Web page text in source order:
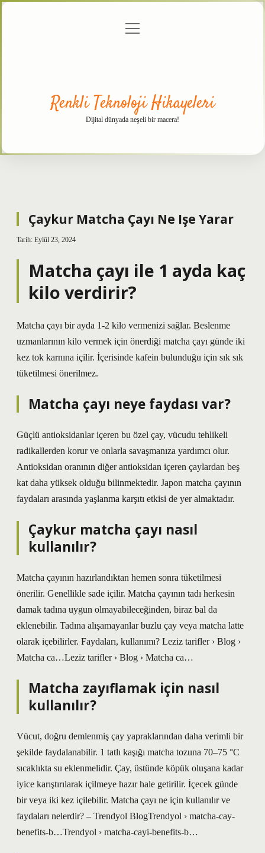
menüyü
Renkli Teknoloji Hikayeleri
Dijital dünyada neşeli bir macera!
Çaykur Matcha Çayı Ne Işe Yarar
Tarih: Eylül 23, 2024
Matcha çayı ile 1 ayda kaç
kilo verdirir?
Matcha çayı bir ayda 1-2 kilo vermenizi sağlar. Beslenme
uzmanlarının kilo vermek için önerdiği matcha çayı günde iki
kez tok karnına içilir. İçerisinde kafein bulunduğu için sık sık
tüketilmesi önerilmez.
Matcha çayı neye faydası var?
Güçlü antioksidanlar içeren bu özel çay, vücudu tehlikeli
radikallerden korur ve onlarla savaşmanıza yardımcı olur.
Antioksidan oranının diğer antioksidan içeren çaylardan beş
kat daha yüksek olduğu bilinmektedir. Japon matcha çayının
faydaları arasında yaşlanma karşıtı etkisi de yer almaktadır.
Çaykur matcha çayı nasıl
kullanılır?
Matcha çayının hazırlandıktan hemen sonra tüketilmesi
önerilir. Genellikle sade içilir. Matcha çayının tadı herkesin
damak tadına uygun olmayabileceğinden, biraz bal da
eklenebilir. Tadına alışamayanlar buzlu çay veya matcha latte
olarak içebilirler. Faydaları, kullanımı? Leziz tarifler › Blog ›
Matcha ca…Leziz tarifler › Blog › Matcha ca…
Matcha zayıflamak için nasıl
kullanılır?
Vücut, doğru demlenmiş çay yapraklarından daha verimli bir
şekilde faydalanabilir. 1 tatlı kaşığı matcha tozuna 70–75 °C
sıcaklıkta su eklenmelidir. Çay, üstünde köpük oluşana kadar
iyice karıştırılarak içilmeye hazır hale getirilir. İçecek günde
bir veya iki kez içilebilir. Matcha çayı ne için kullanılır ve
faydaları nelerdir? – Trendyol BlogTrendyol › matcha-cay-
benefits-b…Trendyol › matcha-cayi-benefits-b…